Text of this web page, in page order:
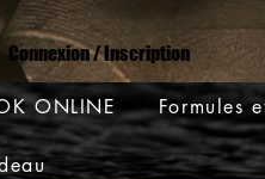
Connexion / Inscription
ONLINE Formules